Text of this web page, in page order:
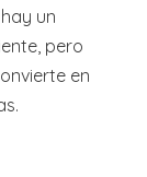
un
pero
en